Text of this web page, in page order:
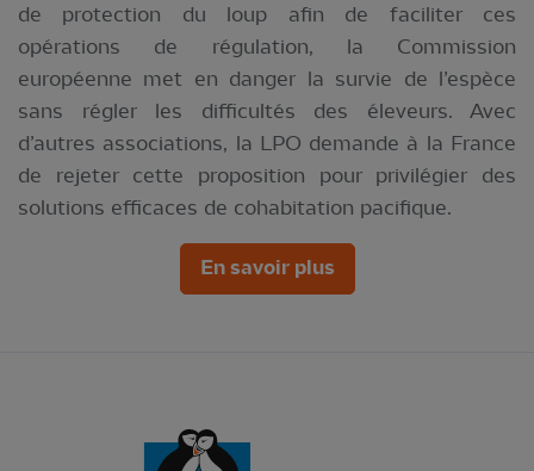
de protection du loup afin de faciliter ces
opérations de régulation, la Commission
européenne met en danger la survie de l’espèce
sans régler les difficultés des éleveurs. Avec
d’autres associations, la LPO demande à la France
de rejeter cette proposition pour privilégier des
solutions efficaces de cohabitation pacifique.
En savoir plus